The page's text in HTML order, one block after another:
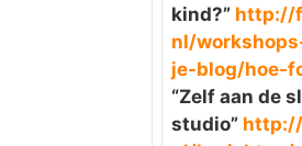
kind?” http://
nl/
je-blog/hoe-
“Zelf aan de
studio”